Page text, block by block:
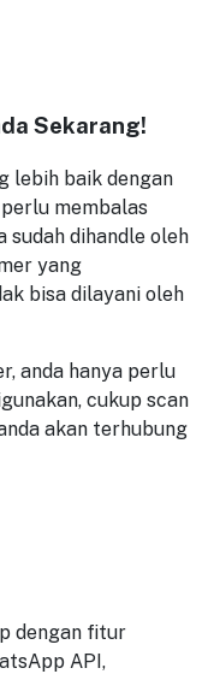
Sekarang!
lebih baik dengan
membalas
sudah dihandle oleh
yang
bisa dilayani oleh
anda hanya perlu
cukup scan
akan terhubung
dengan fitur
API,